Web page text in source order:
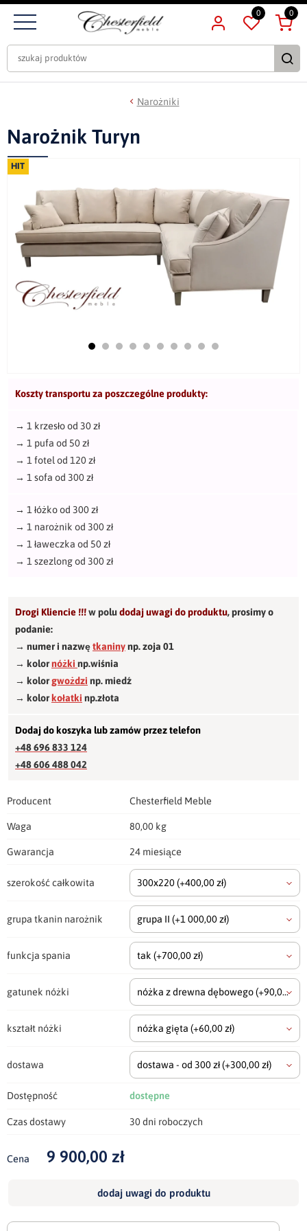
0 0
Narożniki
HIT
Narożnik Turyn
Koszty transportu za poszczególne produkty:
→ 1 krzesło od 30 zł
→ 1 pufa od 50 zł
→ 1 fotel od 120 zł
→ 1 sofa od 300 zł
→ 1 łóżko od 300 zł
→ 1 narożnik od 300 zł
→ 1 ławeczka od 50 zł
→ 1 szezlong od 300 zł
Drogi Kliencie !!!w poludodaj uwagi do produktu,prosimy o
podanie:
→ numer i nazwętkaninynp. zoja 01
→ kolornóżki np.wiśnia
→ kolorgwożdzi np. miedź
→ kolorkołatki np.złota
Dodaj do koszyka lub zamów przez telefon
+48 696 833 124
+48 606 488 042
Producent Chesterfield Meble
Waga 80,00 kg
Gwarancja 24 miesiące
szerokość całkowita 300x220(+400,00 zł)
grupa tkanin narożnik grupa II (+1 000,00 zł)
funkcja spania tak (+700,00 zł)
gatunek nóżki nóżka z drewna dębowego(+90,00 zł)
kształt nóżki nóżka gięta (+60,00 zł)
dostawa dostawa - od 300 zł(+300,00 zł)
Dostępność dostępne
Czas dostawy 30 dni roboczych
Cena 9 900,00 zł
dodaj uwagi do produktu